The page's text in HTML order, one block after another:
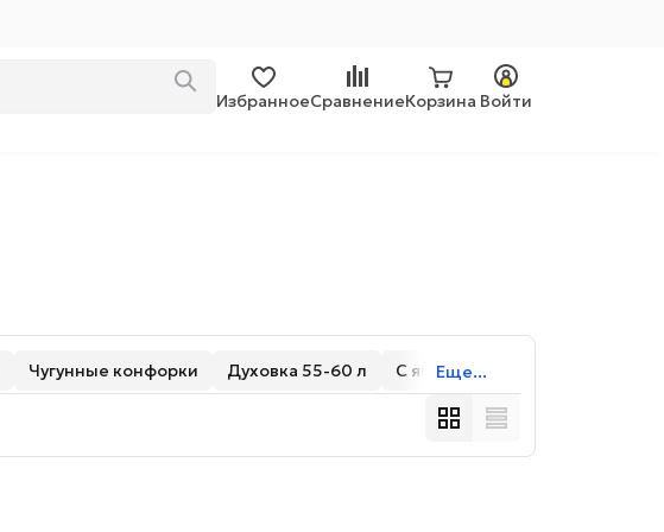
ИзбранноеСравнениеКорзина Войти
Еще...
Чугунные конфорки Духовка 55-60 л
С ящиком